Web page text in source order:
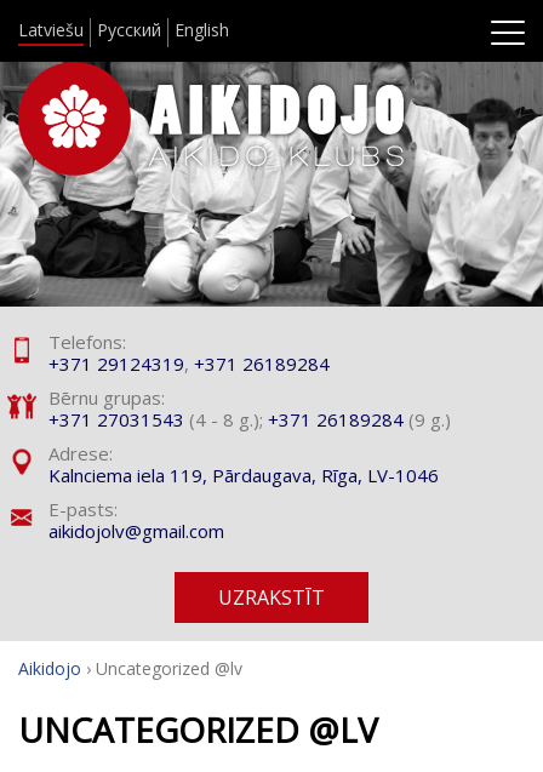
Latviešu Русский English
Telefons:
+371 29124319, +371 26189284
Bērnu grupas:
+371 27031543 (4 - 8 g.); +371 26189284 (9 g.)
Adrese:
Kalnciema iela 119, Pārdaugava, Rīga, LV-1046
E-pasts:
aikidojolv@gmail.com
UZRAKSTĪT
Aikidojo › Uncategorized @lv
UNCATEGORIZED @LV